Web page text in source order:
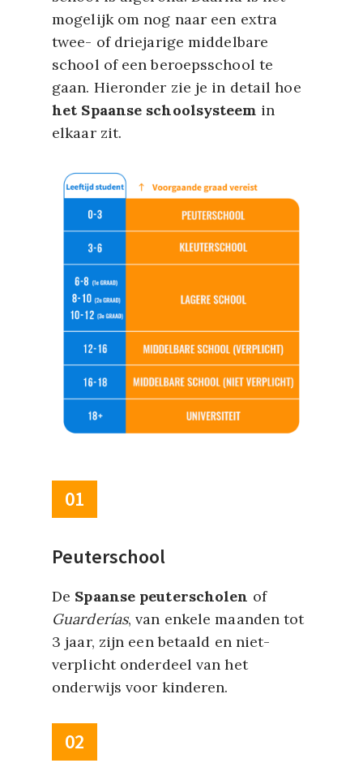
mogelijk om nog naar een extra
twee- of driejarige middelbare
school of een beroepsschool te
gaan. Hieronder zie je in detail hoe
het Spaanse schoolsysteem in
elkaar zit.
01
Peuterschool
De Spaanse peuterscholen of
Guarderías, van enkele maanden tot
3 jaar, zijn een betaald en niet-
verplicht onderdeel van het
onderwijs voor kinderen.
02